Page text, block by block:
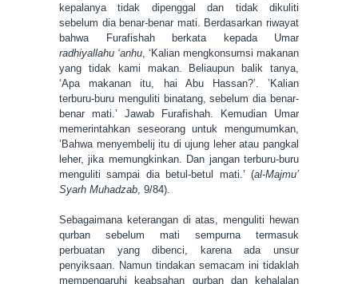
kepalanya tidak dipenggal dan tidak dikuliti
sebelum dia benar-benar mati. Berdasarkan riwayat
bahwa Furafishah berkata kepada Umar
radhiyallahu ‘anhu, ‘Kalian mengkonsumsi makanan
yang tidak kami makan. Beliaupun balik tanya,
‘Apa makanan itu, hai Abu Hassan?’. ’Kalian
terburu-buru menguliti binatang, sebelum dia benar-
benar mati.’ Jawab Furafishah. Kemudian Umar
memerintahkan seseorang untuk mengumumkan,
’Bahwa menyembelij itu di ujung leher atau pangkal
leher, jika memungkinkan. Dan jangan terburu-buru
menguliti sampai dia betul-betul mati.’ (al-Majmu’
Syarh Muhadzab, 9/84).
Sebagaimana keterangan di atas, menguliti hewan
qurban sebelum mati sempurna termasuk
perbuatan yang dibenci, karena ada unsur
penyiksaan. Namun tindakan semacam ini tidaklah
mempengaruhi keabsahan qurban dan kehalalan